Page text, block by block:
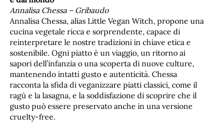
Annalisa Chessa – Gribaudo
Annalisa Chessa, alias Little Vegan Witch, propone una
cucina vegetale ricca e sorprendente, capace di
reinterpretare le nostre tradizioni in chiave etica e
sostenibile. Ogni piatto è un viaggio, un ritorno ai
sapori dell’infanzia o una scoperta di nuove culture,
mantenendo intatti gusto e autenticità. Chessa
racconta la sfida di veganizzare piatti classici, come il
ragù e la lasagna, e la soddisfazione di scoprire che il
gusto può essere preservato anche in una versione
cruelty-free.